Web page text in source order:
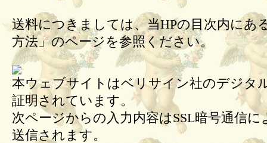
送料につきましては、当HPの目次内にあ
方法」のページを参照ください。
本ウェブサイトはベリサイン社のデジタ
証明されています。
次ページからの入力内容はSSL暗号通信に
送信されます。